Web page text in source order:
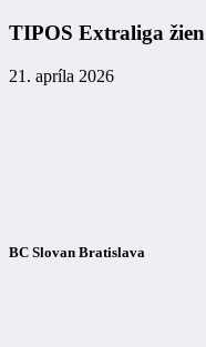
TIPOS Extraliga žien
21. apríla 2026
BC Slovan Bratislava